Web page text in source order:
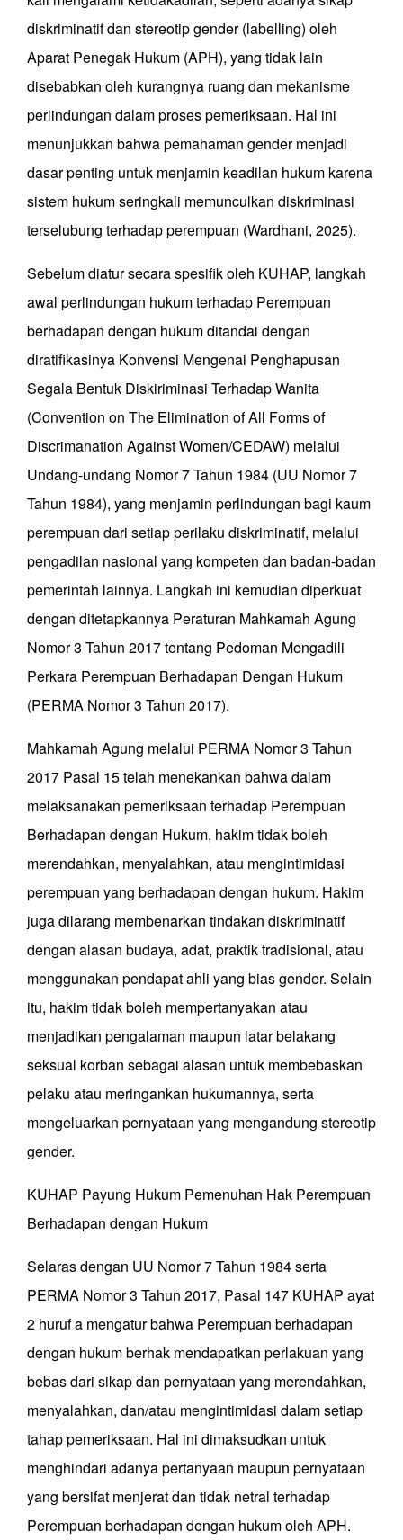
diskriminatif dan stereotip gender (labelling) oleh
Aparat Penegak Hukum (APH), yang tidak lain
disebabkan oleh kurangnya ruang dan mekanisme
perlindungan dalam proses pemeriksaan. Hal ini
menunjukkan bahwa pemahaman gender menjadi
dasar penting untuk menjamin keadilan hukum karena
sistem hukum seringkali memunculkan diskriminasi
terselubung terhadap perempuan (Wardhani, 2025).
Sebelum diatur secara spesifik oleh KUHAP, langkah
awal perlindungan hukum terhadap Perempuan
berhadapan dengan hukum ditandai dengan
diratifikasinya Konvensi Mengenai Penghapusan
Segala Bentuk Diskiriminasi Terhadap Wanita
(Convention on The Elimination of All Forms of
Discrimanation Against Women/CEDAW) melalui
Undang-undang Nomor 7 Tahun 1984 (UU Nomor 7
Tahun 1984), yang menjamin perlindungan bagi kaum
perempuan dari setiap perilaku diskriminatif, melalui
pengadilan nasional yang kompeten dan badan-badan
pemerintah lainnya. Langkah ini kemudian diperkuat
dengan ditetapkannya Peraturan Mahkamah Agung
Nomor 3 Tahun 2017 tentang Pedoman Mengadili
Perkara Perempuan Berhadapan Dengan Hukum
(PERMA Nomor 3 Tahun 2017).
Mahkamah Agung melalui PERMA Nomor 3 Tahun
2017 Pasal 15 telah menekankan bahwa dalam
melaksanakan pemeriksaan terhadap Perempuan
Berhadapan dengan Hukum, hakim tidak boleh
merendahkan, menyalahkan, atau mengintimidasi
perempuan yang berhadapan dengan hukum. Hakim
juga dilarang membenarkan tindakan diskriminatif
dengan alasan budaya, adat, praktik tradisional, atau
menggunakan pendapat ahli yang bias gender. Selain
itu, hakim tidak boleh mempertanyakan atau
menjadikan pengalaman maupun latar belakang
seksual korban sebagai alasan untuk membebaskan
pelaku atau meringankan hukumannya, serta
mengeluarkan pernyataan yang mengandung stereotip
gender.
KUHAP Payung Hukum Pemenuhan Hak Perempuan
Berhadapan dengan Hukum
Selaras dengan UU Nomor 7 Tahun 1984 serta
PERMA Nomor 3 Tahun 2017, Pasal 147 KUHAP ayat
2 huruf a mengatur bahwa Perempuan berhadapan
dengan hukum berhak mendapatkan perlakuan yang
bebas dari sikap dan pernyataan yang merendahkan,
menyalahkan, dan/atau mengintimidasi dalam setiap
tahap pemeriksaan. Hal ini dimaksudkan untuk
menghindari adanya pertanyaan maupun pernyataan
yang bersifat menjerat dan tidak netral terhadap
Perempuan berhadapan dengan hukum oleh APH.